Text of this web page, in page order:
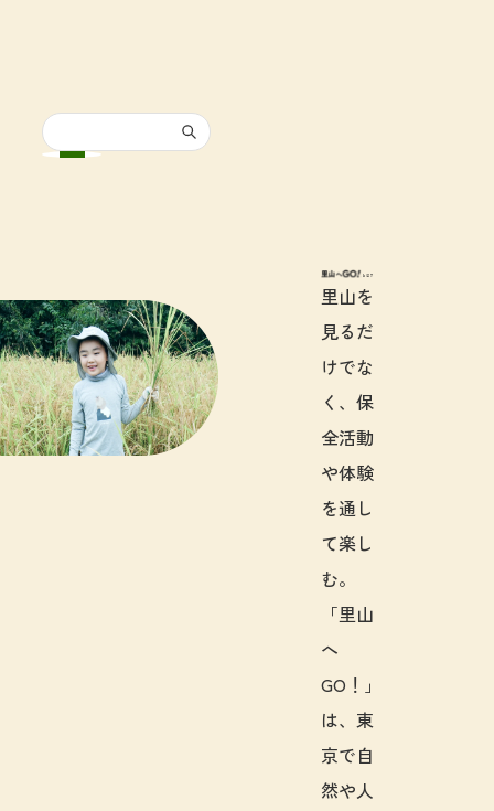
里山へGO!と
里山を
見るだ
けでな
く、保
全活動
や体験
を通し
て楽し
む。
「里山
へ
GO！」
は、東
京で自
然や人